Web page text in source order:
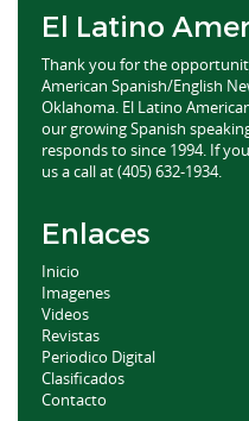
El Latino
Thank you for the
American Spanish/English
Oklahoma. El Latino
our growing Spanish
responds to since 1994. If
us a call at (405) 632-1934.
Enlaces
Inicio
Imagenes
Videos
Revistas
Periodico Digital
Clasificados
Contacto